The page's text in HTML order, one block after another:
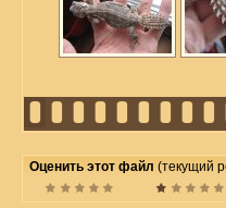
Оценить этот файл (текущий